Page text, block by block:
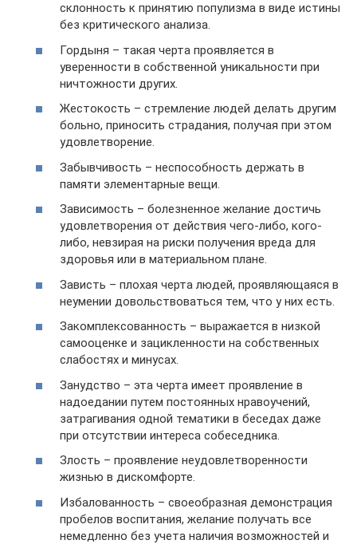
склонность к принятию популизма в виде истины
без критического анализа.
Гордыня – такая черта проявляется в
уверенности в собственной уникальности при
ничтожности других.
Жестокость – стремление людей делать другим
больно, приносить страдания, получая при этом
удовлетворение.
Забывчивость – неспособность держать в
памяти элементарные вещи.
Зависимость – болезненное желание достичь
удовлетворения от действия чего-либо, кого-
либо, невзирая на риски получения вреда для
здоровья или в материальном плане.
Зависть – плохая черта людей, проявляющаяся в
неумении довольствоваться тем, что у них есть.
Закомплексованность – выражается в низкой
самооценке и зацикленности на собственных
слабостях и минусах.
Занудство – эта черта имеет проявление в
надоедании путем постоянных нравоучений,
затрагивания одной тематики в беседах даже
при отсутствии интереса собеседника.
Злость – проявление неудовлетворенности
жизнью в дискомфорте.
Избалованность – своеобразная демонстрация
пробелов воспитания, желание получать все
немедленно без учета наличия возможностей и